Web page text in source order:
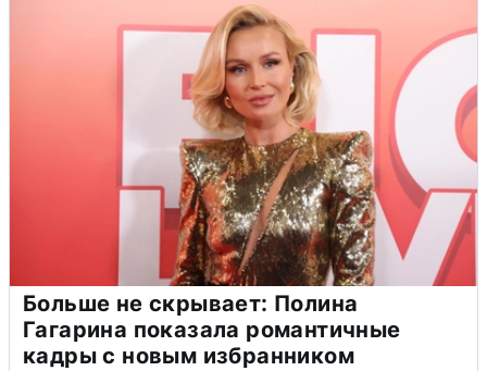
Больше не скрывает: Полина
Гагарина показала романтичные
кадры с новым избранником